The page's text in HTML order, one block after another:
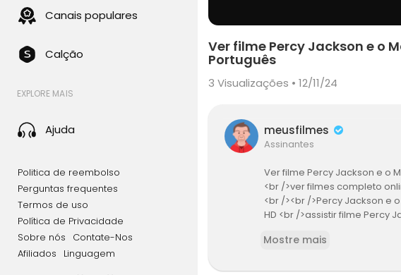
Canais populares
Calção
EXPLORE MAIS
Ajuda
Politica de reembolso
Perguntas frequentes
Termos de uso
Política de Privacidade
Sobre nós
Contate-Nos
Afiliados
Linguagem
Ver filme Percy Jackson e o
Português
3 Visualizações • 12/11/24
meusfilmes
Assinantes
Ver filme Percy Jackson e o
<br />ver filmes completo
<br /><br />Percy Jackson e
HD <br />assistir filme Percy
ercy Jackson e o Mar de
ar de Monstros filme
Mostre mais